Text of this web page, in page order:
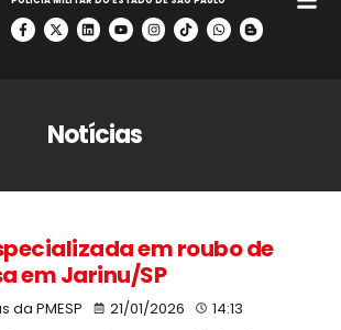
Notícias
em roubo de
em Jarinu/SP
da PMESP 21/01/2026 14:13